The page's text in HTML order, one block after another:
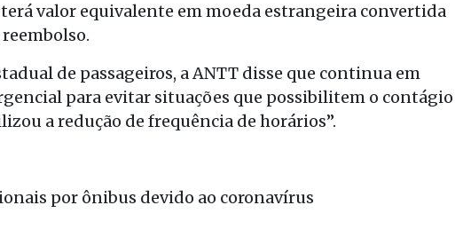
valor equivalente em moeda estrangeira convertida
de passageiros, a ANTT disse que continua em
para evitar situações que possibilitem o contágio
a redução de frequência de horários”.
por ônibus devido ao coronavírus